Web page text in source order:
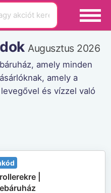
Augusztus 2026
amely minden
amely a
és vízzel való
|